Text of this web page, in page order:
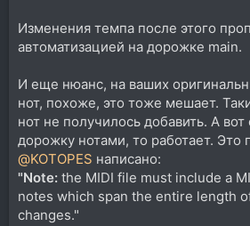
Изменения темпа после этого
автоматизацией на дорожке main.
И еще нюанс, на ваших
нот, похоже, это тоже мешает.
нот не получилось добавить. А вот
дорожку нотами, то работает. Это
@KOTOPES написано:
"Note: the MIDI file must include a
notes which span the entire length
changes."